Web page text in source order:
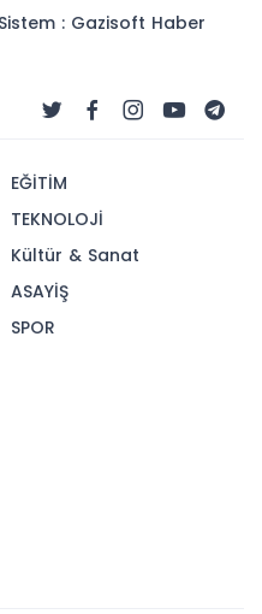
: Gazisoft Haber
EĞİTİM
TEKNOLOJİ
Kültür & Sanat
ASAYİŞ
SPOR